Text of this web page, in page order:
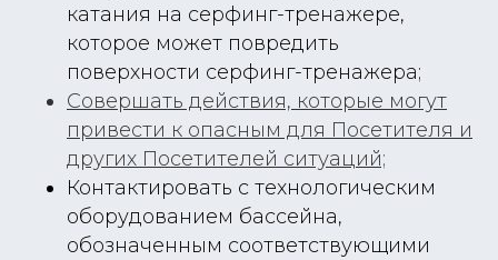
катания на серфинг-тренажере,
которое может повредить
поверхности серфинг-тренажера;
Совершать действия, которые могут
привести к опасным для Посетителя и
других Посетителей ситуаций;
Контактировать с технологическим
оборудованием бассейна,
обозначенным соответствующими